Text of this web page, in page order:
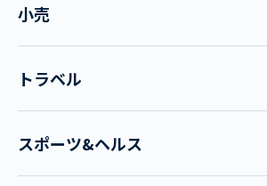
小売
トラベル
スポーツ&ヘルス